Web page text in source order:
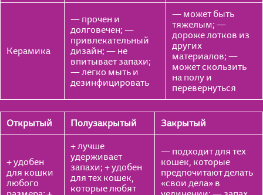
Керамика
— прочен и
долговечен; —
привлекательный
дизайн; — не
впитывает запахи;
— легко мыть и
дезинфицировать
— может быть
тяжелым; —
дороже лотков из
других
материалов; —
может скользить
на полу и
перевернуться
Открытый Полузакрытый Закрытый
+ удобен
для кошки
любого
+ лучше
удерживает
запахи; + удобен
для тех кошек,
которые любят
— подходит для тех
кошек, которые
предпочитают делать
«свои дела» в